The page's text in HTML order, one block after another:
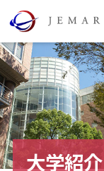
大学紹介